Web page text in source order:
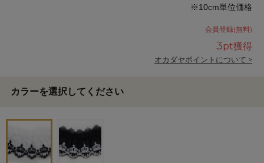
※10cm単位価格
会員登録(無料)
3pt獲得
オカダヤポイントについて >
カラーを選択してください